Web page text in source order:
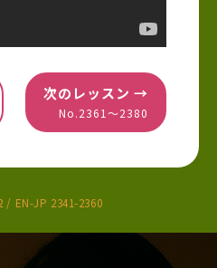
次のレッスン →
No.2361〜2380
/ EN-JP 2341-2360